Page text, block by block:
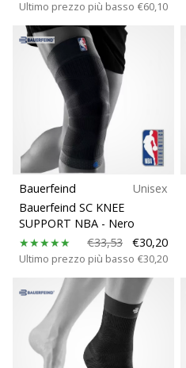
Ultimo prezzo più basso €60,10
Bauerfeind
Unisex
Bauerfeind SC KNEE
SUPPORT NBA - Nero
€33,53
€30,20
Ultimo prezzo più basso €30,20